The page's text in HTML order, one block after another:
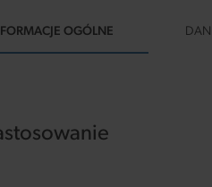
OGÓLNE